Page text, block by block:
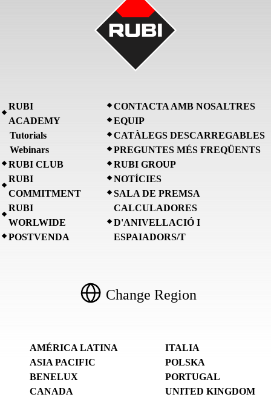
RUBI
ACADEMY
Tutorials
Webinars
RUBI CLUB
RUBI
COMMITMENT
RUBI
WORLWIDE
POSTVENDA
CONTACTA AMB NOSALTRES
EQUIP
CATÀLEGS DESCARREGABLES
PREGUNTES MÉS FREQÜENTS
RUBI GROUP
NOTÍCIES
SALA DE PREMSA
CALCULADORES
D'ANIVELLACIÓ I
ESPAIADORS/T
Change Region
AMÉRICA LATINA
ASIA PACIFIC
BENELUX
CANADA
ITALIA
POLSKA
PORTUGAL
UNITED KINGDOM